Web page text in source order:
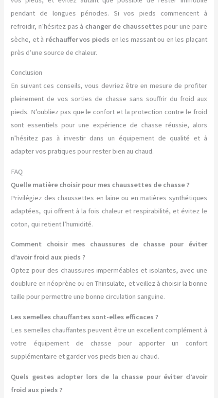
pendant de longues périodes. Si vos pieds commencent à
refroidir, n’hésitez pas à changer de chaussettes pour une paire
sèche, et à réchauffer vos pieds en les massant ou en les plaçant
près d’une source de chaleur.
Conclusion
En suivant ces conseils, vous devriez être en mesure de profiter
pleinement de vos sorties de chasse sans souffrir du froid aux
pieds. N’oubliez pas que le confort et la protection contre le froid
sont essentiels pour une expérience de chasse réussie, alors
n’hésitez pas à investir dans un équipement de qualité et à
adapter vos pratiques pour rester bien au chaud.
FAQ
Quelle matière choisir pour mes chaussettes de chasse ?
Privilégiez des chaussettes en laine ou en matières synthétiques
adaptées, qui offrent à la fois chaleur et respirabilité, et évitez le
coton, qui retient l’humidité.
Comment choisir mes chaussures de chasse pour éviter
d’avoir froid aux pieds ?
Optez pour des chaussures imperméables et isolantes, avec une
doublure en néoprène ou en Thinsulate, et veillez à choisir la bonne
taille pour permettre une bonne circulation sanguine.
Les semelles chauffantes sont-elles efficaces ?
Les semelles chauffantes peuvent être un excellent complément à
votre équipement de chasse pour apporter un confort
supplémentaire et garder vos pieds bien au chaud.
Quels gestes adopter lors de la chasse pour éviter d’avoir
froid aux pieds ?